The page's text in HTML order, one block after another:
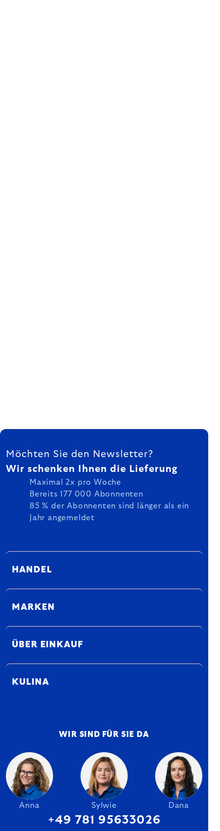
FUSSZEILE
Möchten Sie den Newsletter?
Wir schenken Ihnen die Lieferung
Maximal 2x pro Woche
Bereits 177 000 Abonnenten
85 % der Abonnenten sind länger als ein
Jahr angemeldet
HANDEL
MARKEN
ÜBER EINKAUF
KULINA
WIR SIND FÜR SIE DA
Anna Sylwie Dana
+49 781 95633026